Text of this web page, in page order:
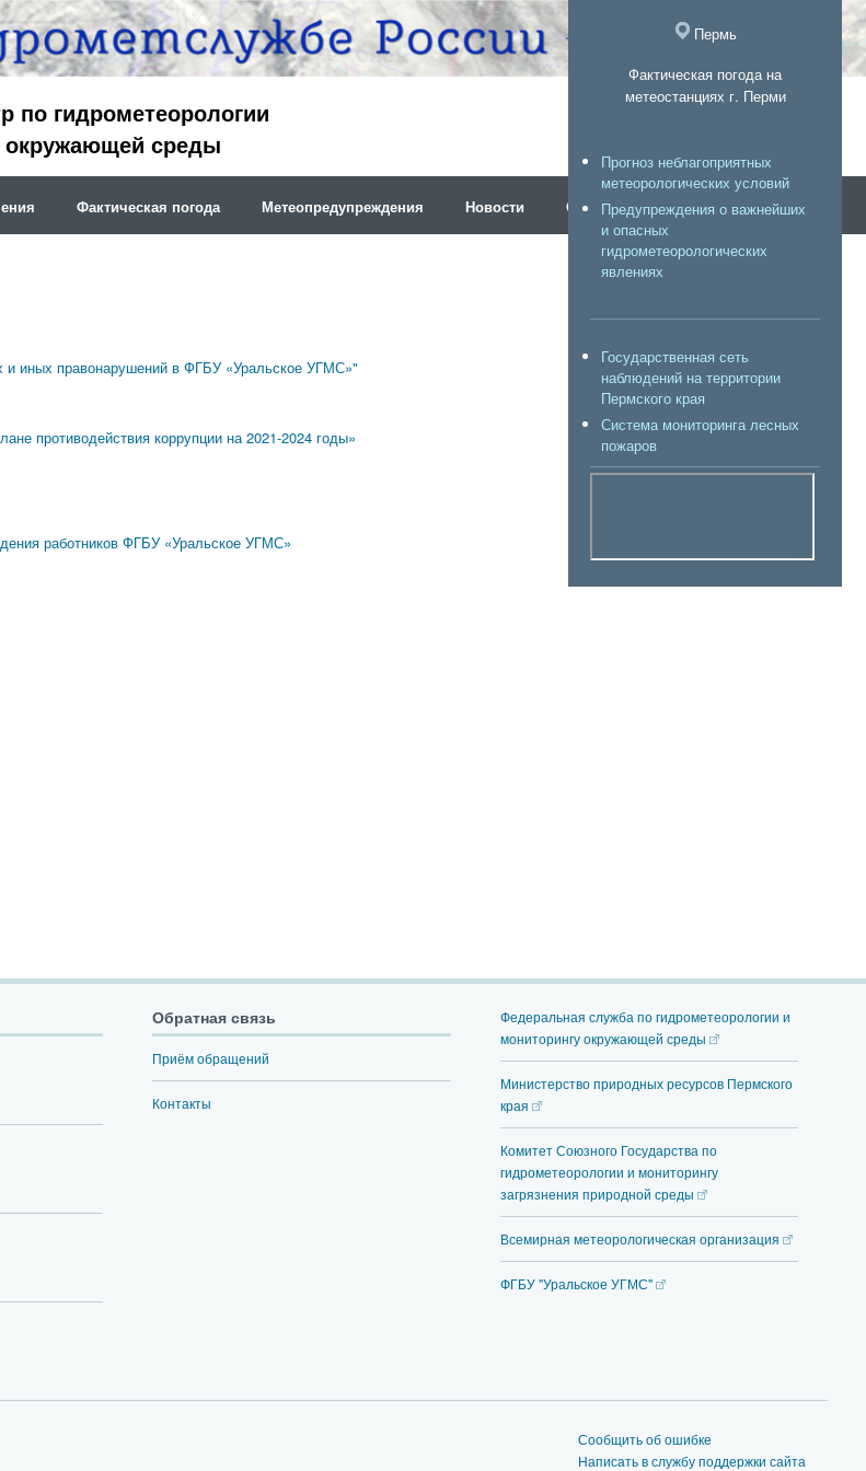
Пермь
Фактическая погода на
метеостанциях г. Перми
Прогноз неблагоприятных
метеорологических условий
Предупреждения о важнейших
и опасных
гидрометеорологических
явлениях
Государственная сеть
наблюдений на территории
Пермского края
Система мониторинга лесных
пожаров
по гидрометеорологии
окружающей среды
Фактическая погода Метеопредупреждения Новости Об организации
и иных правонарушений в ФГБУ «Уральское УГМС»"
противодействия коррупции на 2021-2024 годы»
работников ФГБУ «Уральское УГМС»
Обратная связь
Приём обращений
Контакты
Федеральная служба по гидрометеорологии и
мониторингу окружающей среды
Министерство природных ресурсов Пермского
края
Комитет Союзного Государства по
гидрометеорологии и мониторингу
загрязнения природной среды
Всемирная метеорологическая организация
ФГБУ "Уральское УГМС"
Сообщить об ошибке
Написать в службу поддержки сайта